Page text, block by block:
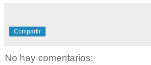
Compartir
No hay comentarios: